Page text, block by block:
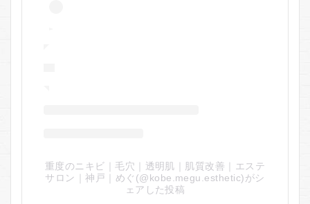
重度のニキビ｜毛穴｜透明肌｜肌質改善｜エステ
サロン｜神戸｜めぐ(@kobe.megu.esthetic)がシ
ェアした投稿